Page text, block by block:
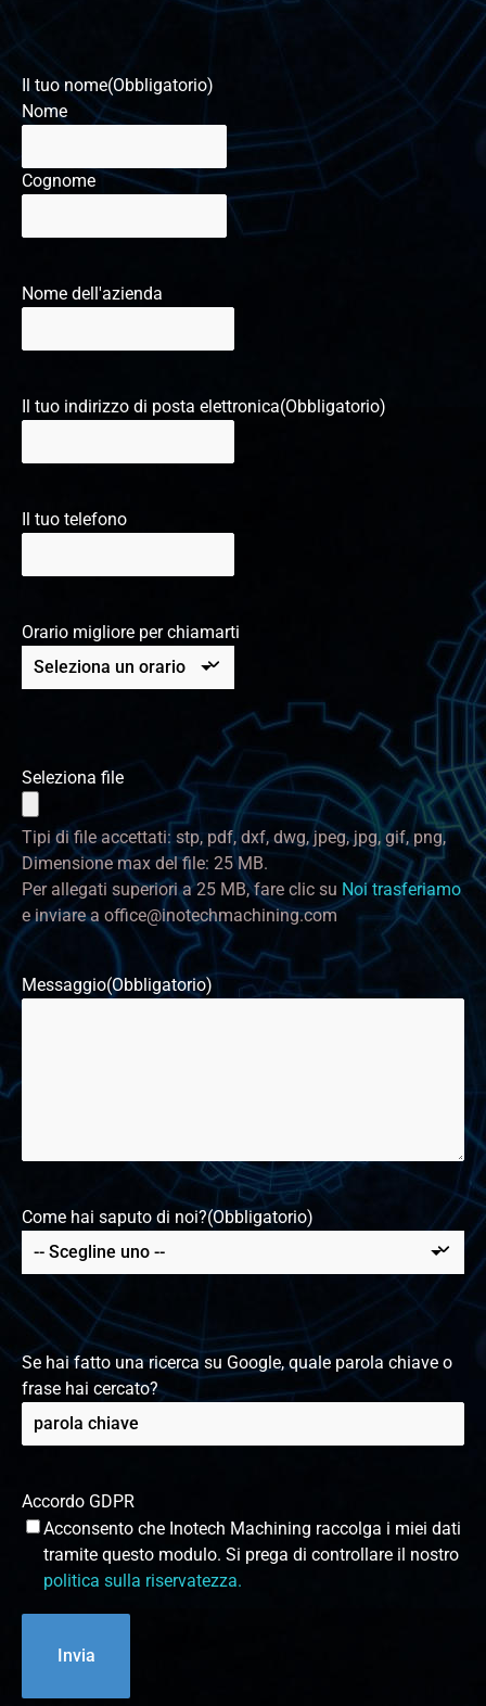
Il tuo nome(Obbligatorio)
Nome
Cognome
Nome dell'azienda
Il tuo indirizzo di posta elettronica(Obbligatorio)
Il tuo telefono
Orario migliore per chiamarti
Seleziona file
Tipi di file accettati: stp, pdf, dxf, dwg, jpeg, jpg, gif, png,
Dimensione max del file: 25 MB.
Per allegati superiori a 25 MB, fare clic su Noi trasferiamo
e inviare a office@inotechmachining.com
Messaggio(Obbligatorio)
Come hai saputo di noi?(Obbligatorio)
Se hai fatto una ricerca su Google, quale parola chiave o
frase hai cercato?
Accordo GDPR
Acconsento che Inotech Machining raccolga i miei dati
tramite questo modulo. Si prega di controllare il nostro
politica sulla riservatezza.